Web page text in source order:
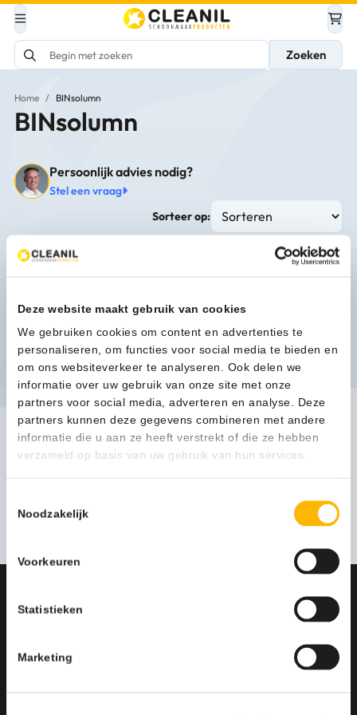
Deze website maakt gebruik van cookies
We gebruiken cookies om content en advertenties te
personaliseren, om functies voor social media te bieden en
om ons websiteverkeer te analyseren. Ook delen we
informatie over uw gebruik van onze site met onze
partners voor social media, adverteren en analyse. Deze
partners kunnen deze gegevens combineren met andere
informatie die u aan ze heeft verstrekt of die ze hebben
verzameld op basis van uw gebruik van hun services.
Noodzakelijk
Voorkeuren
Statistieken
Marketing
Zoeken
Home / BINsolumn
BINsolumn
Persoonlijk advies nodig?
Stel een vraag
Sorteer op:
Tijdelijk niet leverbaar
Buitenafvalbak 2x50 liter zwart, grijs, oranje - VB 204229
1.330,96(1.610,46 Incl. btw)
Deskundig advies op maat?
Bijsterhuizen 2003, 6604 LH Wijchen